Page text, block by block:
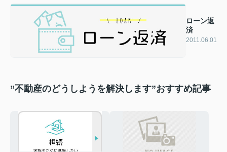
ローン返
済
2011.06.01
”不動産のどうしようを解決します”おすすめ記事